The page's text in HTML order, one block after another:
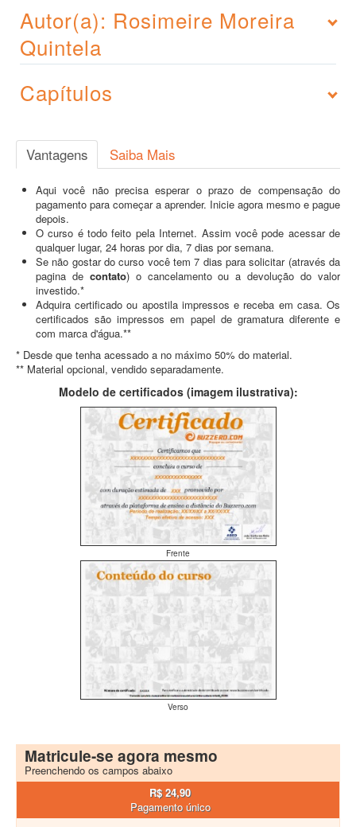
Autor(a): Rosimeire Moreira
Quintela
Capítulos
Vantagens Saiba Mais
Aqui você não precisa esperar o prazo de compensação do
pagamento para começar a aprender. Inicie agora mesmo e pague
depois.
O curso é todo feito pela Internet. Assim você pode acessar de
qualquer lugar, 24 horas por dia, 7 dias por semana.
Se não gostar do curso você tem 7 dias para solicitar (através da
pagina de contato) o cancelamento ou a devolução do valor
investido.*
Adquira certificado ou apostila impressos e receba em casa. Os
certificados são impressos em papel de gramatura diferente e
com marca d'água.**
* Desde que tenha acessado a no máximo 50% do material.
** Material opcional, vendido separadamente.
Modelo de certificados (imagem ilustrativa):
Frente
Verso
Matricule-se agora mesmo
Preenchendo os campos abaixo
R$ 24,90
Pagamento único